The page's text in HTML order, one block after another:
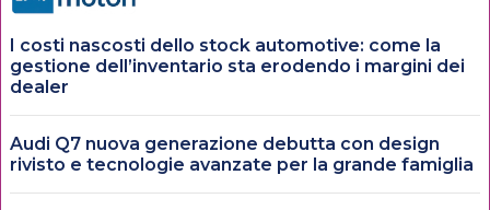
I costi nascosti dello stock automotive: come la
gestione dell’inventario sta erodendo i margini dei
dealer
Audi Q7 nuova generazione debutta con design
rivisto e tecnologie avanzate per la grande famiglia